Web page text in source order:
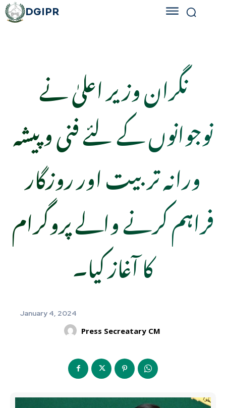
DGIPR
نگران وزیر اعلیٰ نے
نوجوانوں کے لئے فنی و پیشہ
ورانہ تربیت اور روزگار
فراہم کرنے والے پروگرام
کا آغاز کیا۔
January 4, 2024
Press Secreatary CM